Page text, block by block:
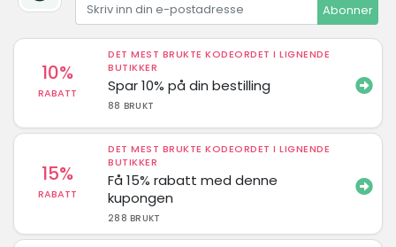
Abonner
10%
RABATT
DET MEST BRUKTE KODEORDET I LIGNENDE
BUTIKKER
Spar 10% på din bestilling
88 BRUKT
15%
RABATT
DET MEST BRUKTE KODEORDET I LIGNENDE
BUTIKKER
Få 15% rabatt med denne
kupongen
288 BRUKT